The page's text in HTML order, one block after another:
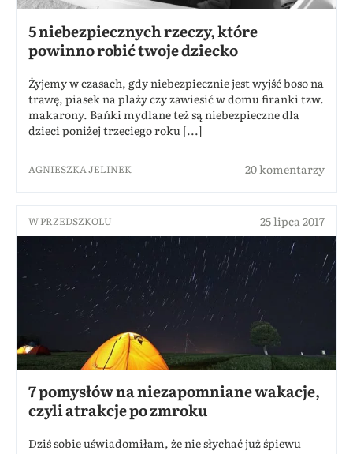
5 niebezpiecznych rzeczy, które
powinno robić twoje dziecko
Żyjemy w czasach, gdy niebezpiecznie jest wyjść boso na
trawę, piasek na plaży czy zawiesić w domu firanki tzw.
makarony. Bańki mydlane też są niebezpieczne dla
dzieci poniżej trzeciego roku [...]
AGNIESZKA JELINEK 20 komentarzy
W PRZEDSZKOLU 25 lipca 2017
7 pomysłów na niezapomniane wakacje,
czyli atrakcje po zmroku
Dziś sobie uświadomiłam, że nie słychać już śpiewu